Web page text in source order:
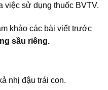
việc sử dụng thuốc BVTV.
khảo các bài viết trước
sầu riêng.
nhị đậu trái con.